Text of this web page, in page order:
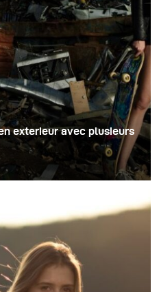
exterieur avec plusieurs